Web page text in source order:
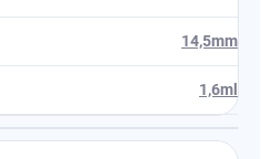
14,5mm
1,6ml